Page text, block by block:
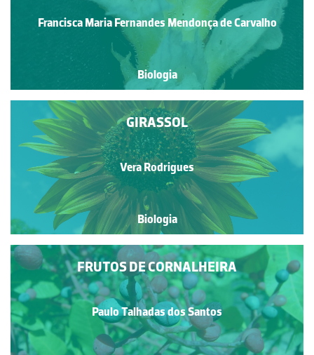
Francisca Maria Fernandes Mendonça de Carvalho
Biologia
GIRASSOL
Vera Rodrigues
Biologia
FRUTOS DE CORNALHEIRA
Paulo Talhadas dos Santos